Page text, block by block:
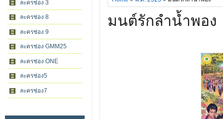
ละครช่อง 3
ละครช่อง 8
ละครช่อง 9
ละครช่อง GMM25
ละครช่อง ONE
ละครช่อง5
ละครช่อง7
มนต์รักลำน้ำพอง